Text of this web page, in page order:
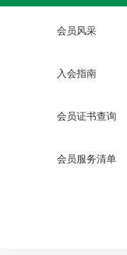
会员风采
入会指南
会员证书查询
会员服务清单